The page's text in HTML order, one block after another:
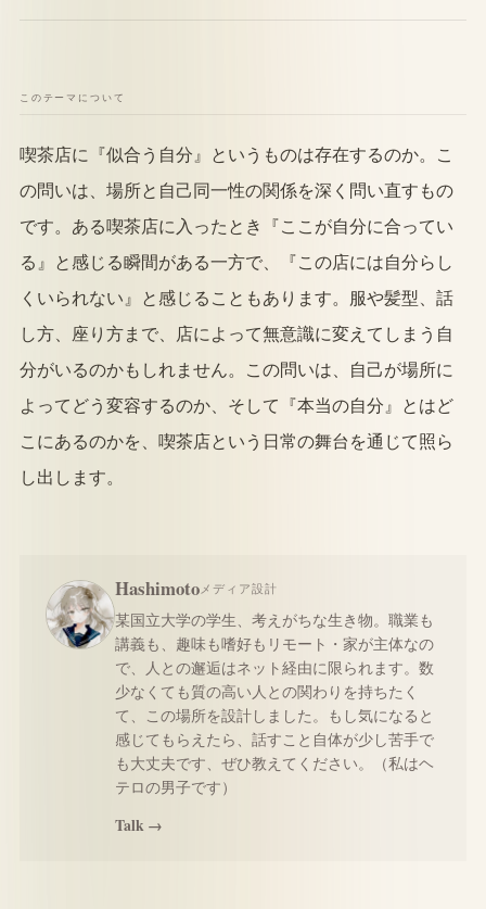
このテーマについて
喫茶店に『似合う自分』というものは存在するのか。こ
の問いは、場所と自己同一性の関係を深く問い直すもの
です。ある喫茶店に入ったとき『ここが自分に合ってい
る』と感じる瞬間がある一方で、『この店には自分らし
くいられない』と感じることもあります。服や髪型、話
し方、座り方まで、店によって無意識に変えてしまう自
分がいるのかもしれません。この問いは、自己が場所に
よってどう変容するのか、そして『本当の自分』とはど
こにあるのかを、喫茶店という日常の舞台を通じて照ら
し出します。
Hashimotoメディア設計
某国立大学の学生、考えがちな生き物。職業も
講義も、趣味も嗜好もリモート・家が主体なの
で、人との邂逅はネット経由に限られます。数
少なくても質の高い人との関わりを持ちたく
て、この場所を設計しました。もし気になると
感じてもらえたら、話すこと自体が少し苦手で
も大丈夫です、ぜひ教えてください。（私はヘ
テロの男子です）
Talk →